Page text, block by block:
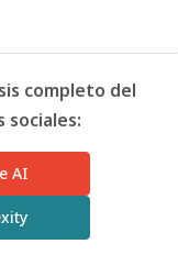
completo del
AI